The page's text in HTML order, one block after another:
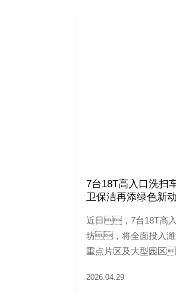
7台18T高入口洗扫
卫保洁再添绿色新
近日，7台18T高
坊，将全面投入
重点片区及大型园区
的清洁装备，助力
2026.04.29